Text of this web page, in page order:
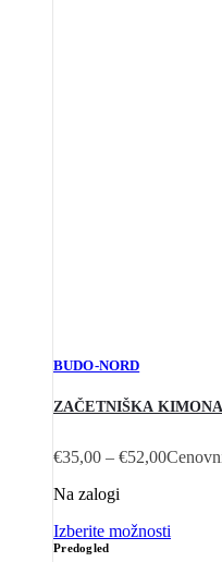
BUDO-NORD
ZAČETNIŠKA
€35,00 – €52,00
Na zalogi
Izberite možnosti
Predogled